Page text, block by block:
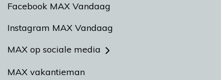
Facebook MAX Vandaag
Instagram MAX Vandaag
MAX op sociale media
MAX vakantieman